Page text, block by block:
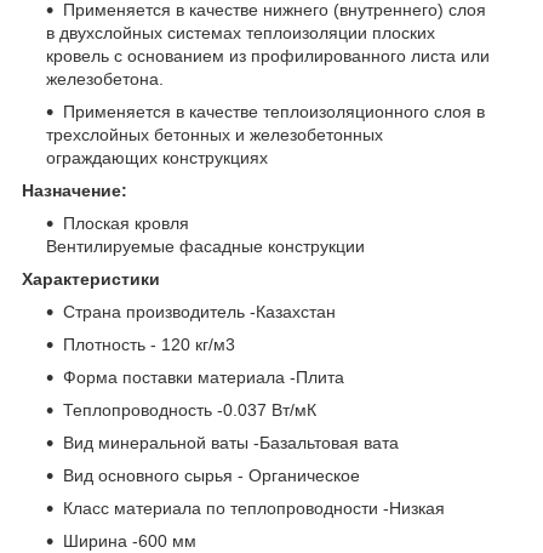
Применяется в качестве нижнего (внутреннего) слоя
в двухслойных системах теплоизоляции плоских
кровель с основанием из профилированного листа или
железобетона.
Применяется в качестве теплоизоляционного слоя в
трехслойных бетонных и железобетонных
ограждающих конструкциях
Назначение:
Плоская кровля
Вентилируемые фасадные конструкции
Характеристики
Страна производитель -Казахстан
Плотность - 120 кг/м3
Форма поставки материала -Плита
Теплопроводность -0.037 Вт/мК
Вид минеральной ваты -Базальтовая вата
Вид основного сырья - Органическое
Класс материала по теплопроводности -Низкая
Ширина -600 мм